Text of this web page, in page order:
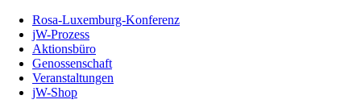
Inhalt
Seite
Rosa-Luxemburg-Konferenz
jW-Prozess
Aktionsbüro
Genossenschaft
Veranstaltungen
jW-Shop